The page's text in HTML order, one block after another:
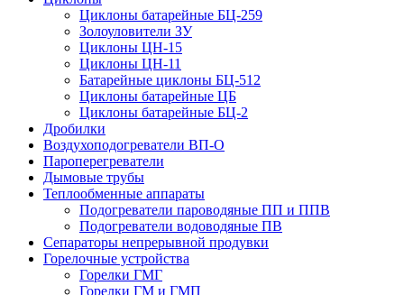
Циклоны батарейные БЦ-259
Золоуловители ЗУ
Циклоны ЦН-15
Циклоны ЦН-11
Батарейные циклоны БЦ-512
Циклоны батарейные ЦБ
Циклоны батарейные БЦ-2
Дробилки
Воздухоподогреватели ВП-О
Пароперегреватели
Дымовые трубы
Теплообменные аппараты
Подогреватели пароводяные ПП и ППВ
Подогреватели водоводяные ПВ
Сепараторы непрерывной продувки
Горелочные устройства
Горелки ГМГ
Горелки ГМ и ГМП